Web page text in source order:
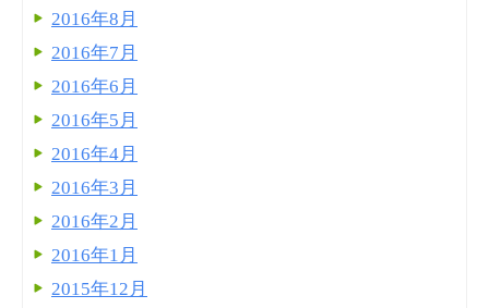
2016年8月
2016年7月
2016年6月
2016年5月
2016年4月
2016年3月
2016年2月
2016年1月
2015年12月